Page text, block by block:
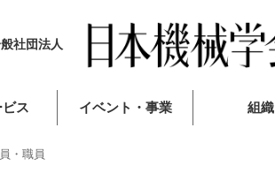
社団法人
ス イベント・事業 組織
・職員